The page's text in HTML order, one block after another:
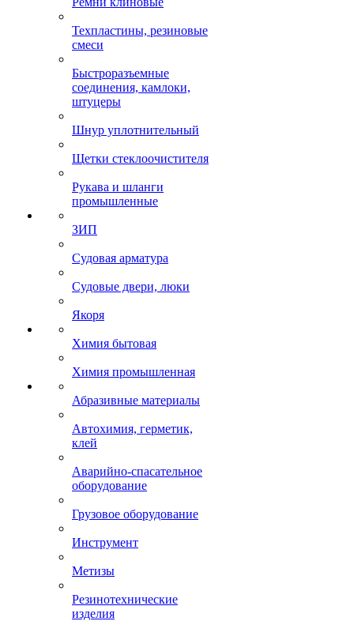
Техпластины, резиновые
смеси
Быстроразъемные
соединения, камлоки,
штуцеры
Шнур уплотнительный
Щетки стеклоочистителя
Рукава и шланги
промышленные
ЗИП
Судовая арматура
Судовые двери, люки
Якоря
Химия бытовая
Химия промышленная
Абразивные материалы
Автохимия, герметик,
клей
Аварийно-спасательное
оборудование
Грузовое оборудование
Инструмент
Метизы
Резинотехнические
изделия